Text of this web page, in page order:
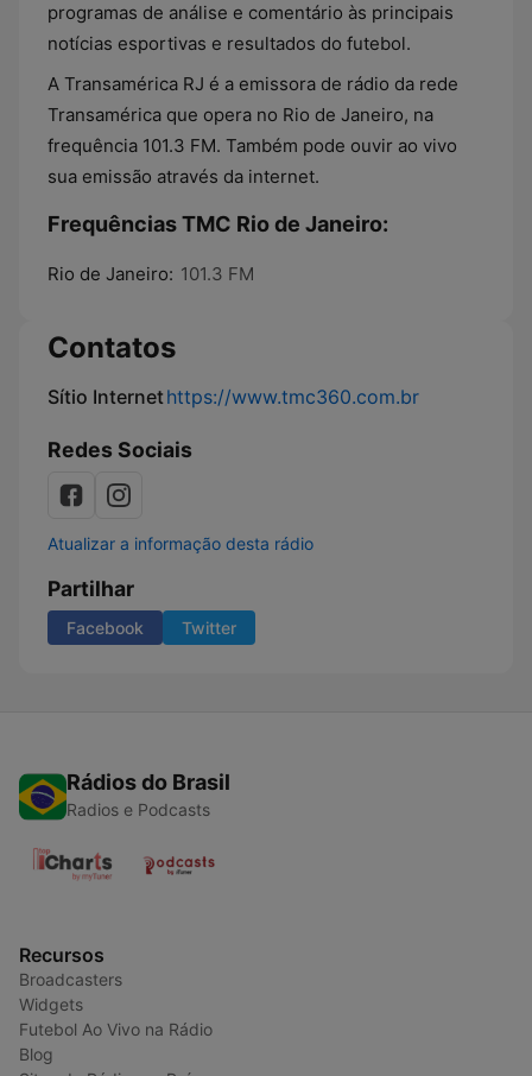
programas de análise e comentário às principais
notícias esportivas e resultados do futebol.
A Transamérica RJ é a emissora de rádio da rede
Transamérica que opera no Rio de Janeiro, na
frequência 101.3 FM. Também pode ouvir ao vivo
sua emissão através da internet.
Frequências TMC Rio de Janeiro:
Rio de Janeiro: 101.3 FM
Contatos
Sítio Internethttps://www.tmc360.com.br
Redes Sociais
Atualizar a informação desta rádio
Partilhar
Facebook Twitter
Rádios do Brasil
Radios e Podcasts
Recursos
Broadcasters
Widgets
Futebol Ao Vivo na Rádio
Blog